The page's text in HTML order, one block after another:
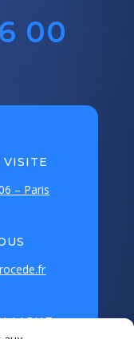
00
VISITE
– Paris
LIGNE